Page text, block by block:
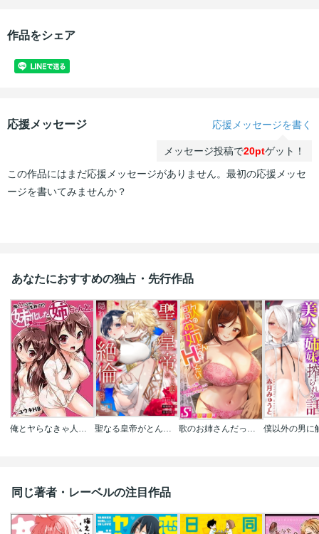
作品をシェア
応援メッセージ 応援メッセージを書く
メッセージ投稿で20ptゲット！
この作品にはまだ応援メッセージがありません。最初の応援メッセ
ージを書いてみませんか？
あなたにおすすめの独占・先行作品
同じ著者・レーベルの注目作品